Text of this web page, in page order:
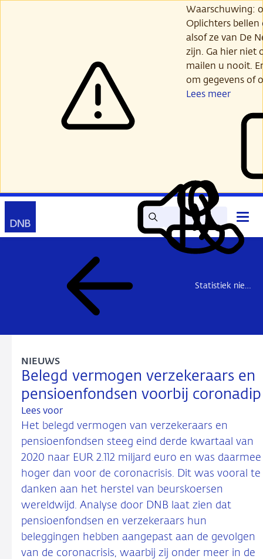
Waarschuwing:
Oplichters
alsof ze van De
zijn. Ga hier niet
mailen u nooit.
om gegevens of
Lees meer
Zoek Lees
voor
Mijn
DNB
Contact
Statistiek nieuws
Belegd vermogen verzekeraars en
pensioenfondsen voorbij coronadip
NIEUWS
Lees voor
Het belegd vermogen van verzekeraars en
pensioenfondsen steeg eind derde kwartaal van
2020 naar EUR 2.112 miljard euro en was daarmee
hoger dan voor de coronacrisis. Dit was vooral te
danken aan het herstel van beurskoersen
wereldwijd. Analyse door DNB laat zien dat
pensioenfondsen en verzekeraars hun
beleggingen hebben aangepast aan de gevolgen
van de coronacrisis, waarbij zij onder meer in de